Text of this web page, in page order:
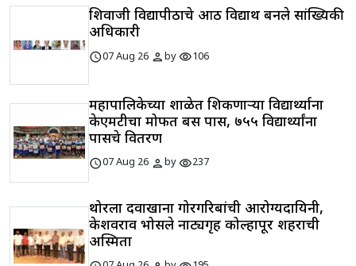
शिवाजी विद्यापीठाचे आठ विद्यार्थी बनले सांख्यिकी
अधिकारी
schedule07 Aug 26 personbyvisibility106
महापालिकेच्या शाळेत शिकणाऱ्या विद्यार्थ्याना
केएमटीचा मोफत बस पास, ७५५ विद्यार्थ्यांना
पासचे वितरण
schedule07 Aug 26 personbyvisibility237
थोरला दवाखाना गोरगरिबांची आरोग्यदायिनी,
केशवराव भोसले नाट्यगृह कोल्हापूर शहराची
अस्मिता